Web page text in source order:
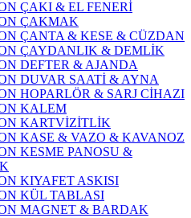
ÇAKI & EL FENERİ
ÇAKMAK
ÇANTA & KESE & CÜZDAN
ÇAYDANLIK & DEMLİK
DEFTER & AJANDA
DUVAR SAATİ & AYNA
HOPARLÖR & SARJ CİHAZI
KALEM
KARTVİZİTLİK
KASE & VAZO & KAVANOZ
KESME PANOSU &
KIYAFET ASKISI
KÜL TABLASI
MAGNET & BARDAK